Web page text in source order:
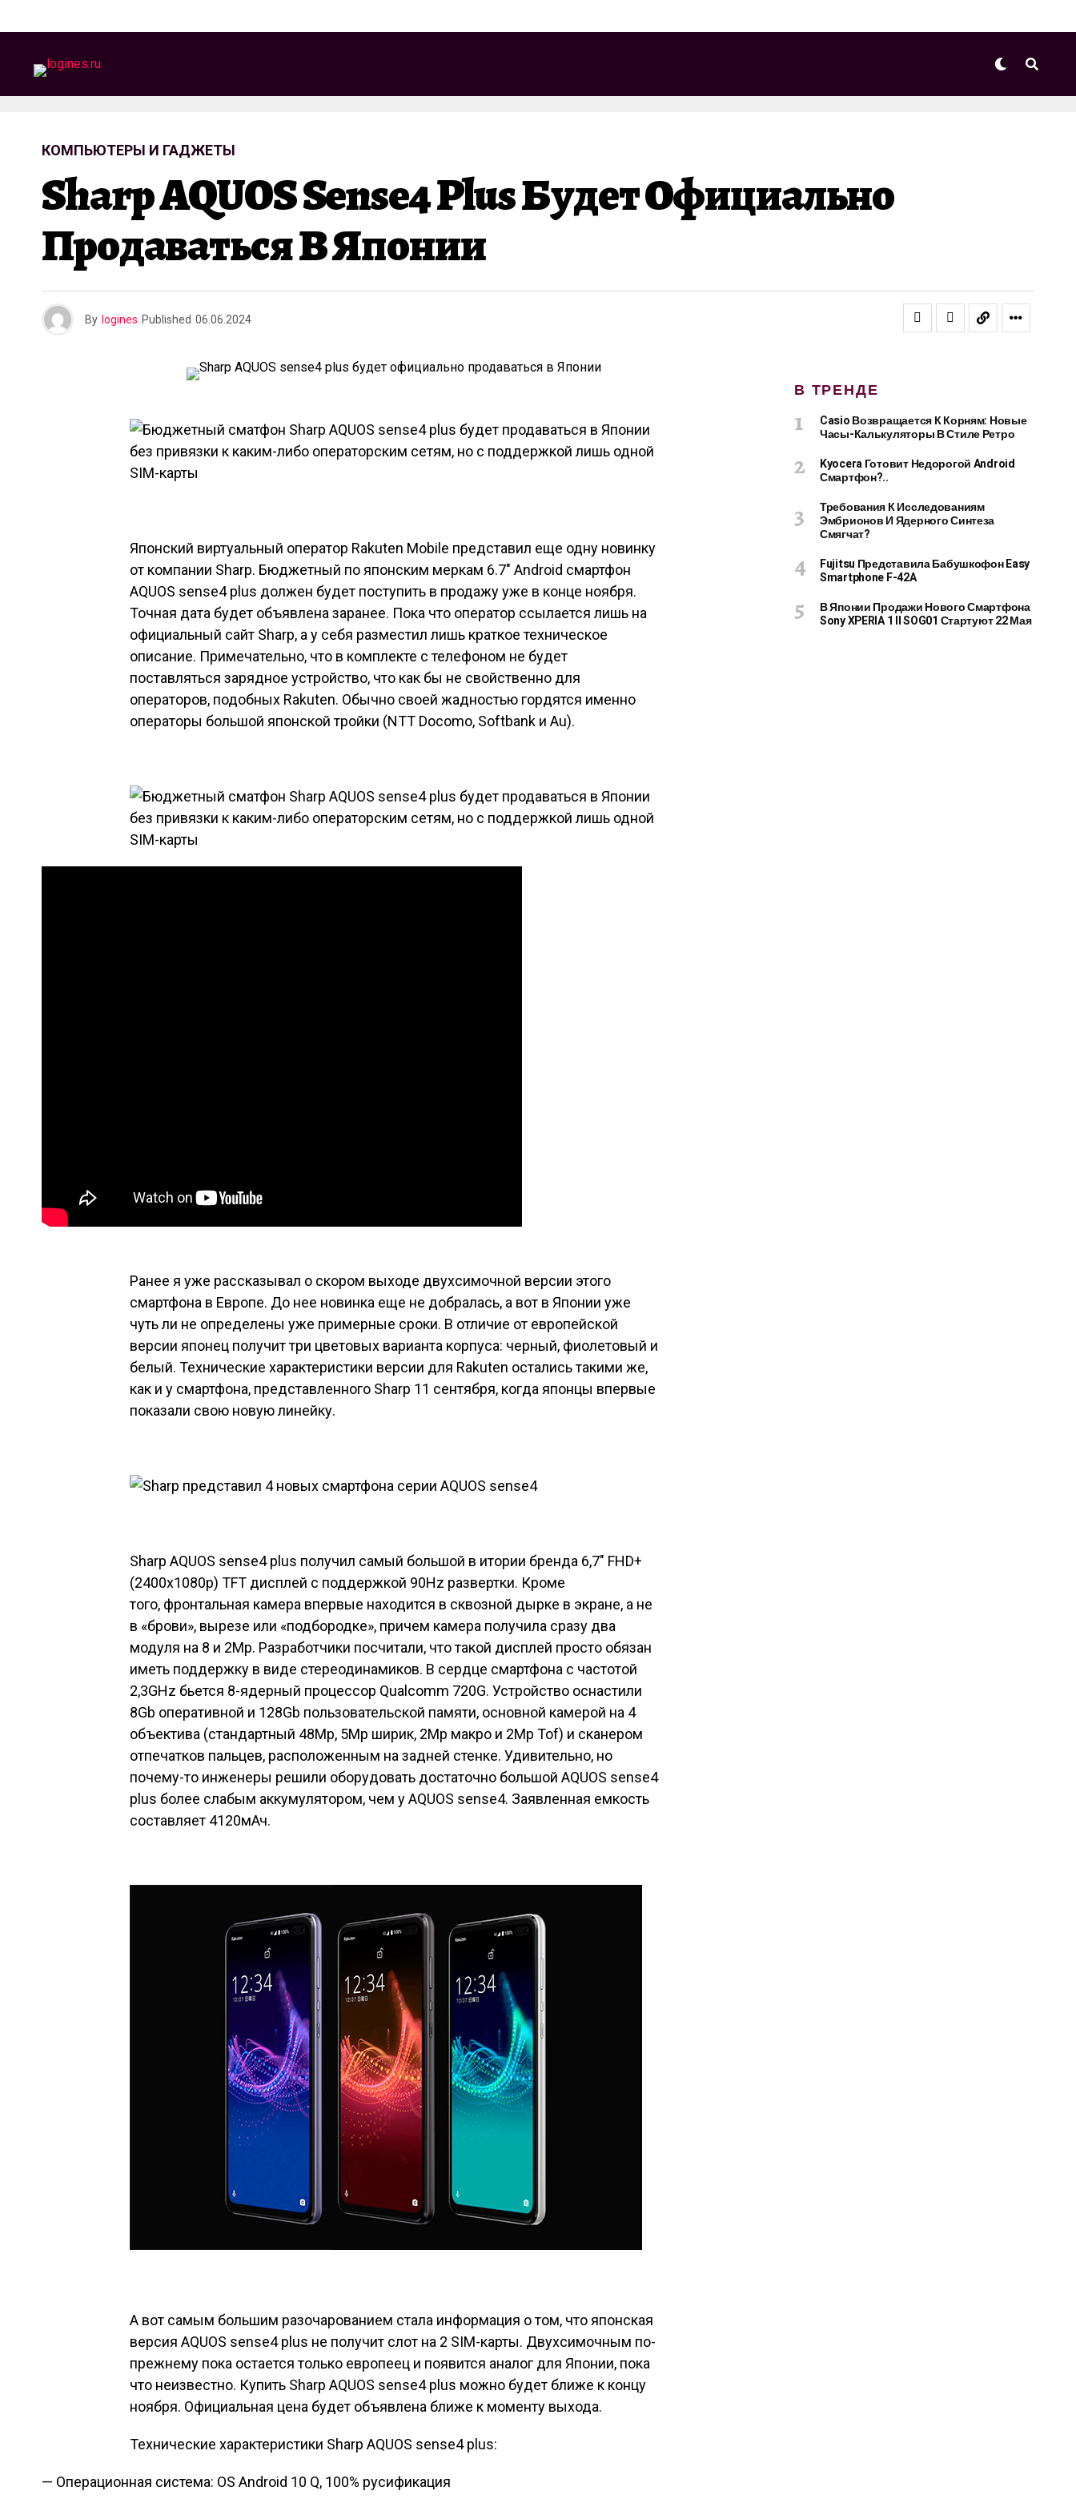
КОМПЬЮТЕРЫ И ГАДЖЕТЫ
Sharp AQUOS Sense4 Plus Будет Официально
Продаваться В Японии
By logines Published 06.06.2024
Японский виртуальный оператор Rakuten Mobile представил еще одну новинку
от компании Sharp. Бюджетный по японским меркам 6.7″ Android смартфон
AQUOS sense4 plus должен будет поступить в продажу уже в конце ноября.
Точная дата будет объявлена заранее. Пока что оператор ссылается лишь на
официальный сайт Sharp, а у себя разместил лишь краткое техническое
описание. Примечательно, что в комплекте с телефоном не будет
поставляться зарядное устройство, что как бы не свойственно для
операторов, подобных Rakuten. Обычно своей жадностью гордятся именно
операторы большой японской тройки (NTT Docomo, Softbank и Au).
Ранее я уже рассказывал о скором выходе двухсимочной версии этого
смартфона в Европе. До нее новинка еще не добралась, а вот в Японии уже
чуть ли не определены уже примерные сроки. В отличие от европейской
версии японец получит три цветовых варианта корпуса: черный, фиолетовый и
белый. Технические характеристики версии для Rakuten остались такими же,
как и у смартфона, представленного Sharp 11 сентября, когда японцы впервые
показали свою новую линейку.
Sharp AQUOS sense4 plus получил самый большой в итории бренда 6,7″ FHD+
(2400x1080p) TFT дисплей с поддержкой 90Hz развертки. Кроме
того, фронтальная камера впервые находится в сквозной дырке в экране, а не
в «брови», вырезе или «подбородке», причем камера получила сразу два
модуля на 8 и 2Mp. Разработчики посчитали, что такой дисплей просто обязан
иметь поддержку в виде стереодинамиков. В сердце смартфона с частотой
2,3GHz бьется 8-ядерный процессор Qualcomm 720G. Устройство оснастили
8Gb оперативной и 128Gb пользовательской памяти, основной камерой на 4
объектива (стандартный 48Mp, 5Mp ширик, 2Mp макро и 2Mp Tof) и сканером
отпечатков пальцев, расположенным на задней стенке. Удивительно, но
почему-то инженеры решили оборудовать достаточно большой AQUOS sense4
plus более слабым аккумулятором, чем уAQUOS sense4. Заявленная емкость
составляет 4120мАч.
А вот самым большим разочарованием стала информация о том, что японская
версия AQUOS sense4 plus не получит слот на 2 SIM-карты. Двухсимочным по-
прежнему пока остается только европеец и появится аналог для Японии, пока
что неизвестно. Купить Sharp AQUOS sense4 plus можно будет ближе к концу
ноября. Официальная цена будет объявлена ближе к моменту выхода.
Технические характеристики Sharp AQUOS sense4 plus:
— Операционная система: OS Android 10 Q, 100% русификация
В ТРЕНДЕ
Casio Возвращается К Корням: Новые
Часы-Калькуляторы В Стиле Ретро
Kyocera Готовит Недорогой Android
Смартфон?..
Требования К Исследованиям
Эмбрионов И Ядерного Синтеза
Смягчат?
Fujitsu Представила Бабушкофон Easy
Smartphone F-42A
В Японии Продажи Нового Смартфона
Sony XPERIA 1 II SOG01 Стартуют 22 Мая